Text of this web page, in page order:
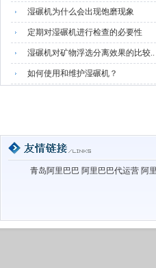
湿碾机为什么会出现饱磨现象
定期对湿碾机进行检查的必要性
湿碾机对矿物浮选分离效果的比较..
如何使用和维护湿碾机？
青岛阿里巴巴 阿里巴巴代运营 阿